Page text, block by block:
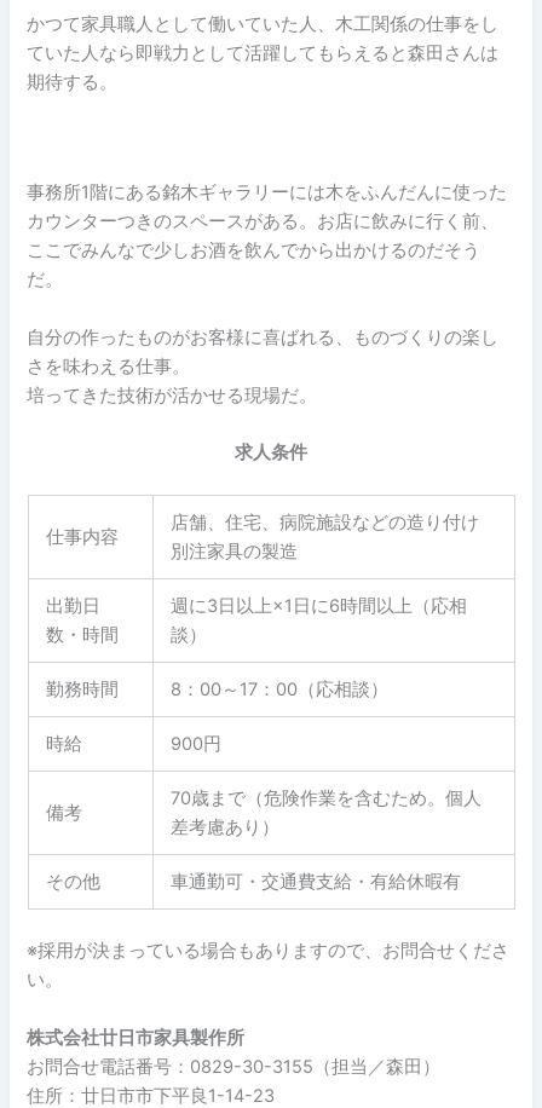
かつて家具職人として働いていた人、木工関係の仕事をし
ていた人なら即戦力として活躍してもらえると森田さんは
期待する。
事務所1階にある銘木ギャラリーには木をふんだんに使った
カウンターつきのスペースがある。お店に飲みに行く前、
ここでみんなで少しお酒を飲んでから出かけるのだそう
だ。
自分の作ったものがお客様に喜ばれる、ものづくりの楽し
さを味わえる仕事。
培ってきた技術が活かせる現場だ。
求人条件
仕事内容
店舗、住宅、病院施設などの造り付け
別注家具の製造
出勤日
数・時間
週に3日以上×1日に6時間以上（応相
談）
勤務時間 8：00～17：00（応相談）
時給 900円
備考
70歳まで（危険作業を含むため。個人
差考慮あり）
その他 車通勤可・交通費支給・有給休暇有
※採用が決まっている場合もありますので、お問合せくださ
い。
株式会社廿日市家具製作所
お問合せ電話番号：0829-30-3155（担当／森田）
住所：廿日市市下平良1-14-23